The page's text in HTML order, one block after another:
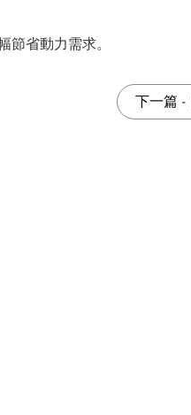
省動力需求。
下一篇 -